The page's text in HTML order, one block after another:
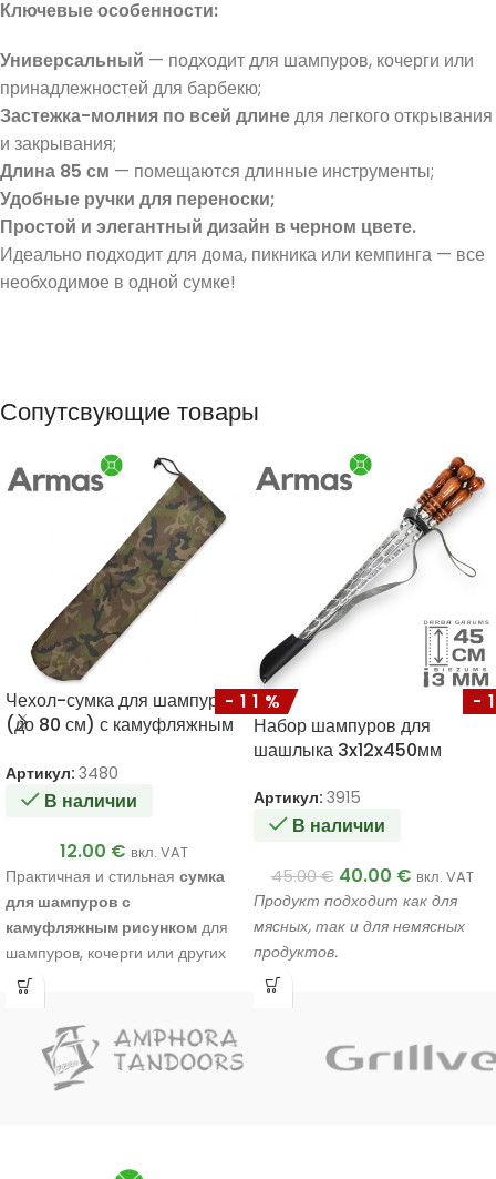
Ключевые особенности:
Универсальный — подходит для шампуров, кочерги или
принадлежностей для барбекю;
Застежка-молния по всей длинедля легкого открывания
и закрывания;
Длина 85 см — помещаются длинные инструменты;
Удобные ручки для переноски;
Простой и элегантный дизайн в черном цвете.
Идеально подходит для дома, пикника или кемпинга — все
необходимое в одной сумке!
Сопутсвующие товары
Чехол-сумка для шампуров
(до 80 см) с камуфляжным
Артикул: 3480
В наличии
12.00 € вкл. VAT
Практичная и стильная сумка
для шампуров с
камуфляжным рисунком для
шампуров, кочерги или других
аксессуаров для гриля длиной
-11%
Набор шампуров для
шашлыка 3x12x450мм
Артикул: 3915
В наличии
45.00€ 40.00 € вкл. VAT
Продукт подходит как для
мясных, так и для немясных
продуктов.
-